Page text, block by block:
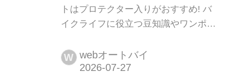
トはプロテクター入りがおすすめ! バ
イクライフに役立つ豆知識やワンポイ
RIDERS」の人気企画が「JAPAN
RIDERS 知恵袋」。その中から注目の
W webオートバイ